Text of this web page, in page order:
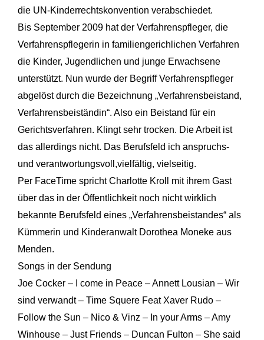
die UN-Kinderrechtskonvention verabschiedet.
Bis September 2009 hat der Verfahrenspfleger, die
Verfahrenspflegerin in familiengerichlichen Verfahren
die Kinder, Jugendlichen und junge Erwachsene
unterstützt. Nun wurde der Begriff Verfahrenspfleger
abgelöst durch die Bezeichnung „Verfahrensbeistand,
Verfahrensbeiständin“. Also ein Beistand für ein
Gerichtsverfahren. Klingt sehr trocken. Die Arbeit ist
das allerdings nicht. Das Berufsfeld ich anspruchs-
und verantwortungsvoll,vielfältig, vielseitig.
Per FaceTime spricht Charlotte Kroll mit ihrem Gast
über das in der Öffentlichkeit noch nicht wirklich
bekannte Berufsfeld eines „Verfahrensbeistandes“ als
Kümmerin und Kinderanwalt Dorothea Moneke aus
Menden.
Songs in der Sendung
Joe Cocker – I come in Peace – Annett Lousian – Wir
sind verwandt – Time Squere Feat Xaver Rudo –
Follow the Sun – Nico & Vinz – In your Arms – Amy
Winhouse – Just Friends – Duncan Fulton – She said